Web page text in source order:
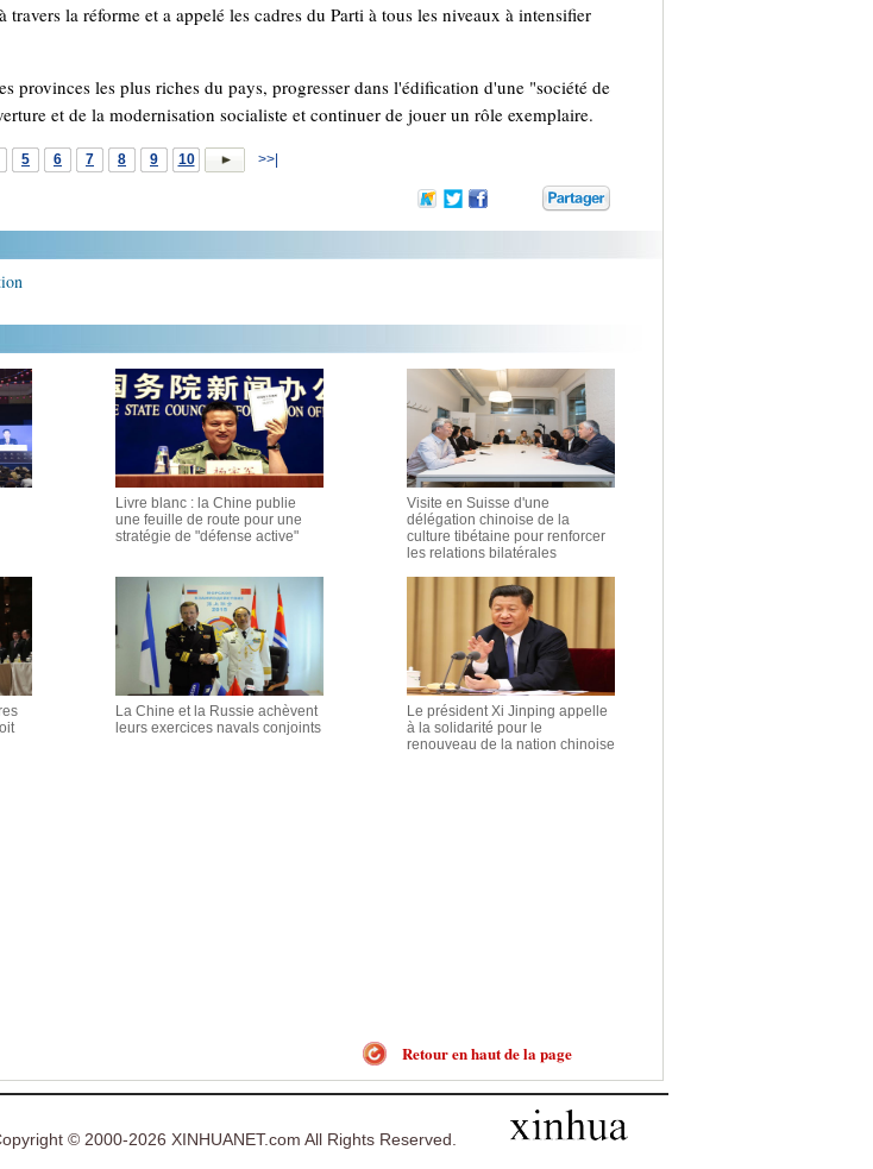
la réforme et a appelé les cadres du Parti à tous les niveaux à intensifier
les plus riches du pays, progresser dans l'édification d'une "société de
et de la modernisation socialiste et continuer de jouer un rôle exemplaire.
5 6 7 8 9 10 >>|
Livre blanc : la Chine publie
une feuille de route pour une
stratégie de "défense active"
Visite en Suisse d'une
délégation chinoise de la
culture tibétaine pour renforcer
les relations bilatérales
La Chine et la Russie achèvent
leurs exercices navals conjoints
Le président Xi Jinping appelle
à la solidarité pour le
renouveau de la nation chinoise
Retour en haut de la page
© 2000-2026 XINHUANET.com All Rights Reserved.